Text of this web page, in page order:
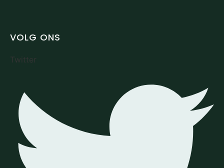
VOLG ONS
Twitter